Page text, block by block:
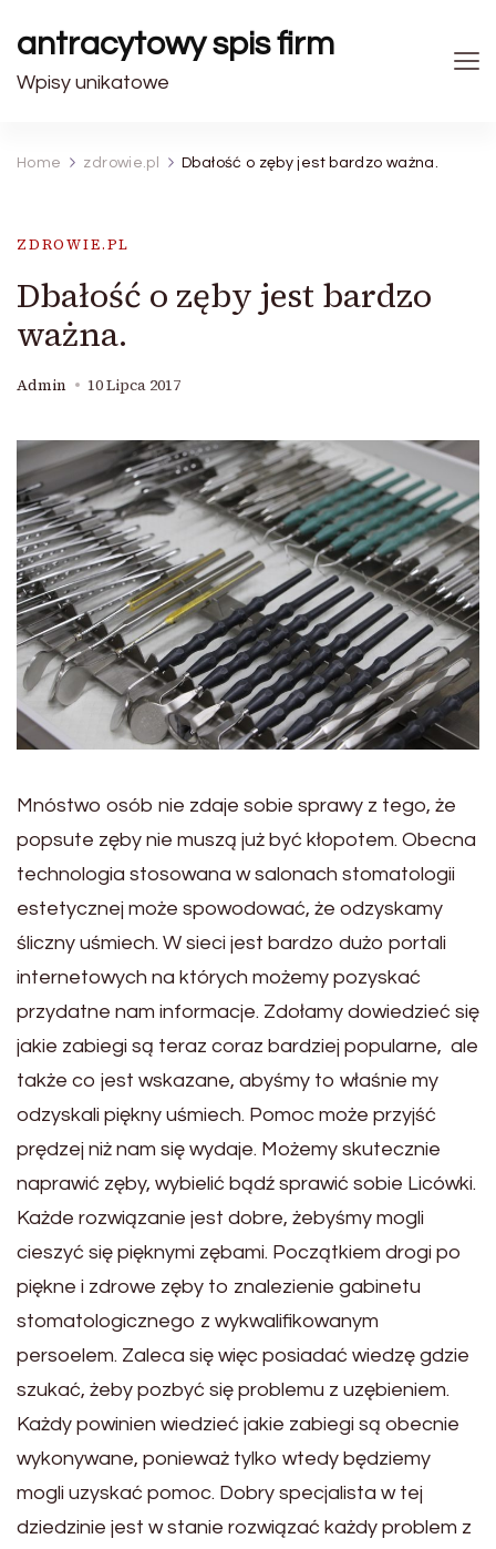
antracytowy spis firm
Wpisy unikatowe
Home zdrowie.pl Dbałość o zęby jest bardzo ważna.
ZDROWIE.PL
Dbałość o zęby jest bardzo
ważna.
Admin 10 Lipca 2017
Mnóstwo osób nie zdaje sobie sprawy z tego, że
popsute zęby nie muszą już być kłopotem. Obecna
technologia stosowana w salonach stomatologii
estetycznej może spowodować, że odzyskamy
śliczny uśmiech. W sieci jest bardzo dużo portali
internetowych na których możemy pozyskać
przydatne nam informacje. Zdołamy dowiedzieć się
jakie zabiegi są teraz coraz bardziej popularne, ale
także co jest wskazane, abyśmy to właśnie my
odzyskali piękny uśmiech. Pomoc może przyjść
prędzej niż nam się wydaje. Możemy skutecznie
naprawić zęby, wybielić bądź sprawić sobie Licówki.
Każde rozwiązanie jest dobre, żebyśmy mogli
cieszyć się pięknymi zębami. Początkiem drogi po
piękne i zdrowe zęby to znalezienie gabinetu
stomatologicznego z wykwalifikowanym
persoelem. Zaleca się więc posiadać wiedzę gdzie
szukać, żeby pozbyć się problemu z uzębieniem.
Każdy powinien wiedzieć jakie zabiegi są obecnie
wykonywane, ponieważ tylko wtedy będziemy
mogli uzyskać pomoc. Dobry specjalista w tej
dziedzinie jest w stanie rozwiązać każdy problem z